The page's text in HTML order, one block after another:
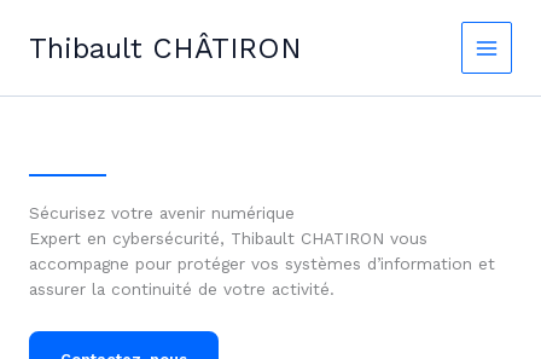
contentThibault CHÂTIRON
Sécurisez votre avenir numérique
Expert en cybersécurité, Thibault CHATIRON vous
accompagne pour protéger vos systèmes d’information et
assurer la continuité de votre activité.